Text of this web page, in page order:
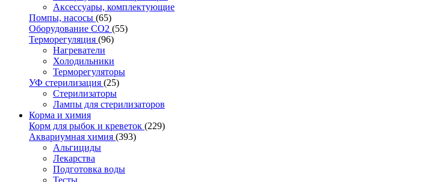
Аксессуары, комплектующие
Помпы, насосы (65)
Оборудование CO2 (55)
Терморегуляция (96)
Нагреватели
Холодильники
Терморегуляторы
УФ стерилизация (25)
Стерилизаторы
Лампы для стерилизаторов
Корма и химия
Корм для рыбок и креветок (229)
Аквариумная химия (393)
Альгициды
Лекарства
Подготовка воды
Тесты